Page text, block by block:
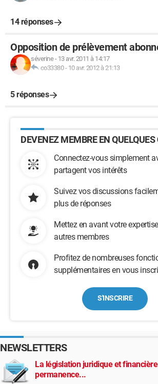
14 réponses
Opposition de prélèvement
séverine- 13 avr. 2011 à 14:17
co33380- 10 avr. 2012 à 21:13
5 réponses
DEVENEZ MEMBRE EN QUELQUES
Connectez-vous simplement
partagent vos intérêts
Suivez vos discussions
plus de réponses
Mettez en avant votre
autres membres
Profitez de nombreuses
supplémentaires en vous
S'INSCRIRE
NEWSLETTERS
La législation juridique et
permanence...